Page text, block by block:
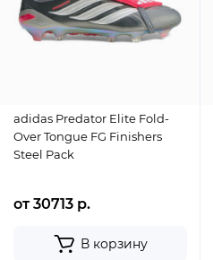
adidas Predator Elite Fold-
Over Tongue FG Finishers
Steel Pack
от 30713 р.
В корзину